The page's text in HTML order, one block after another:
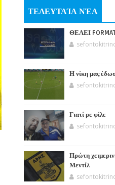
ΤΕΛΕΥΤΑΊΑ ΝΈΑ
ΘΕΛΕΙ
Η νίκη μας
Γιατί ρε φίλε
Πρώτη
Μεντίλ